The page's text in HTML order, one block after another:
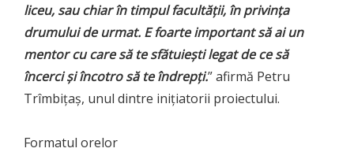
liceu, sau chiar în timpul facultății, în privința
drumului de urmat. E foarte important să ai un
mentor cu care să te sfătuiești legat de ce să
încerci și încotro să te îndrepți.” afirmă Petru
Trîmbițaș, unul dintre inițiatorii proiectului.
Formatul orelor